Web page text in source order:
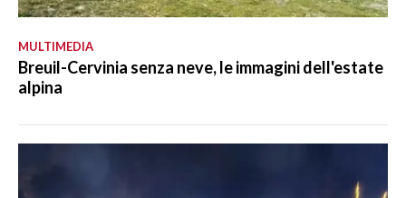
MULTIMEDIA
Breuil-Cervinia senza neve, le immagini dell'estate
alpina